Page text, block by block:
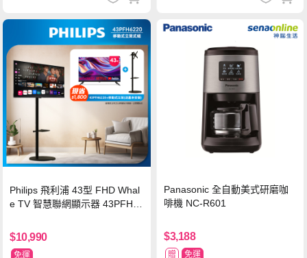
Philips 飛利浦 43型 FHD Whal
e TV 智慧聯網顯示器 43PFH6
$10,990
免運
Panasonic 全自動美式研磨咖
啡機 NC-R601
$3,188
贈 免運